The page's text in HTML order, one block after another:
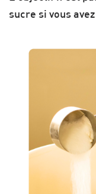
sucre si vous